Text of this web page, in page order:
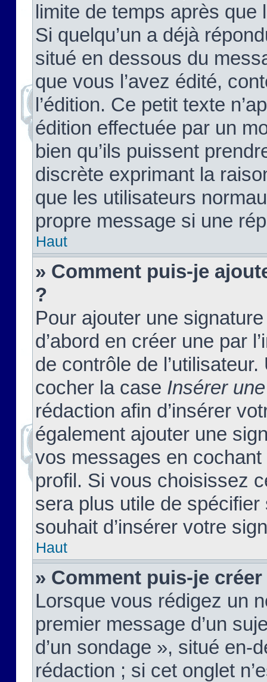
limite de temps après que
Si quelqu’un a déjà
situé en dessous du
que vous l’avez édité,
l’édition. Ce petit texte
édition effectuée par un
bien qu’ils puissent
discrète exprimant la
que les utilisateurs
propre message si une
Haut
» Comment puis-je
?
Pour ajouter une
d’abord en créer une par
de contrôle de
cocher la case Insérer
rédaction afin d’insérer
également ajouter une
vos messages en
profil. Si vous choisissez
sera plus utile de
souhait d’insérer votre
Haut
» Comment puis-je
Lorsque vous rédigez un
premier message d’un
d’un sondage », situé en-
rédaction ; si cet onglet